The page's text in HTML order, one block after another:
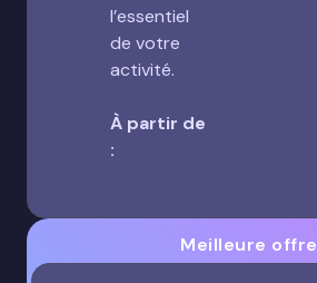
l’essentiel
de votre
activité.
À partir de
:
Meilleure offre